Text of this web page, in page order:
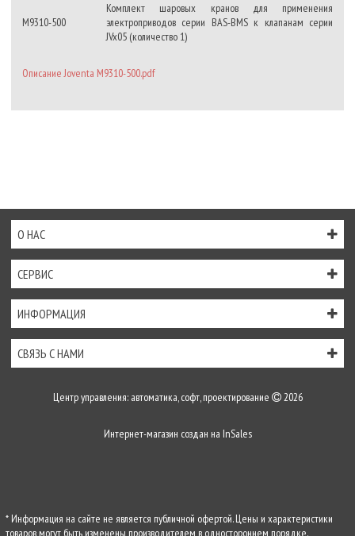
M9310-500
Комплект шаровых кранов для применения
электроприводов серии BAS-BMS к клапанам серии
JVx05 (количество 1)
Описание Joventa M9310-500.pdf
О НАС
СЕРВИС
ИНФОРМАЦИЯ
СВЯЗЬ С НАМИ
Центр управления: автоматика, софт, проектирование 2026
Интернет-магазин создан на InSales
* Информация на сайте не является публичной офертой. Цены и характеристики
товаров могут быть изменены производителем в одностороннем порядке.